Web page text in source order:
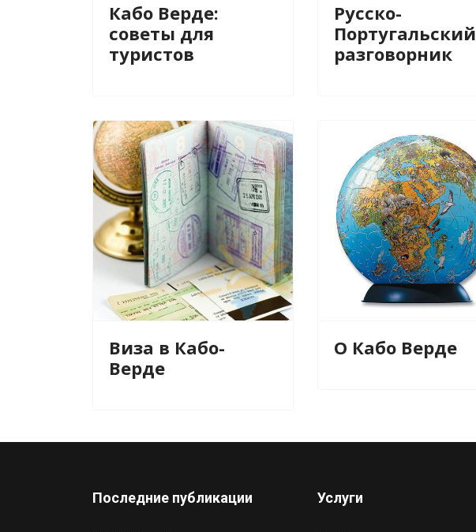
Кабо Верде:
советы для
туристов
Русско-
Португальский
разговорник
Виза в Кабо-
Верде
О Кабо Верде
Последние публикации Услуги